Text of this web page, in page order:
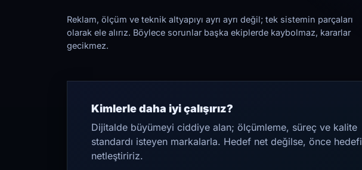
Reklam, ölçüm ve teknik altyapıyı ayrı ayrı değil; tek sistemin parçaları
olarak ele alırız. Böylece sorunlar başka ekiplerde kaybolmaz, kararlar
gecikmez.
Kimlerle daha iyi çalışırız?
Dijitalde büyümeyi ciddiye alan; ölçümleme, süreç ve kalite
standardı isteyen markalarla. Hedef net değilse, önce hedefi
netleştiririz.